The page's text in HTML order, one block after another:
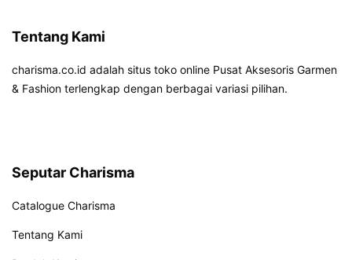
Tentang Kami
charisma.co.id adalah situs toko online Pusat Aksesoris Garmen
& Fashion terlengkap dengan berbagai variasi pilihan.
Seputar Charisma
Catalogue Charisma
Tentang Kami